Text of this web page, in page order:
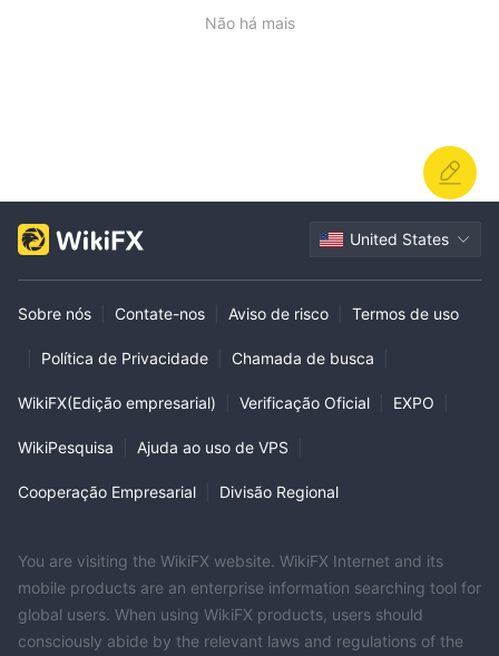
Não há mais
United States
Sobre nós Contate-nos Aviso de risco Termos de uso
Política de Privacidade Chamada de busca
WikiFX(Edição empresarial) Verificação Oficial EXPO
WikiPesquisa Ajuda ao uso de VPS
Cooperação Empresarial Divisão Regional
You are visiting the WikiFX website. WikiFX Internet and its
mobile products are an enterprise information searching tool for
global users. When using WikiFX products, users should
consciously abide by the relevant laws and regulations of the